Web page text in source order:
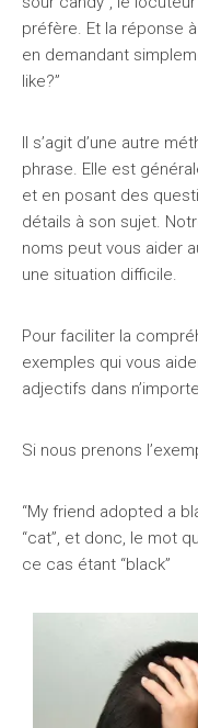
préfère. Et la réponse
en demandant
like?”
Il s’agit d’une autre
phrase. Elle est
et en posant des
détails à son sujet.
noms peut vous aider
une situation difficile.
Pour faciliter la
exemples qui vous
adjectifs dans
Si nous prenons
“My friend adopted a
“cat”, et donc, le mot
ce cas étant “black”